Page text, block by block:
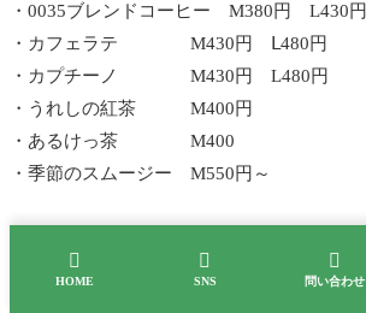
・0035ブレンドコーヒー M380円 L430円
・カフェラテ M430円 Ⅼ480円
・カプチーノ M430円 L480円
・うれしの紅茶 M400円
・あるけっ茶 M400
・季節のスムージー M550円～
【フード＆スイーツ】

HOME

SNS

問い合わせ